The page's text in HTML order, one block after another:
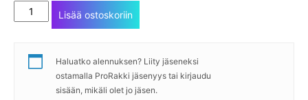
JoustoSööttis-
mokkapallo,
Lisää ostoskoriin
Haluatko alennuksen? Liity jäseneksi
ostamalla ProRakki jäsenyys tai kirjaudu
sisään, mikäli olet jo jäsen.